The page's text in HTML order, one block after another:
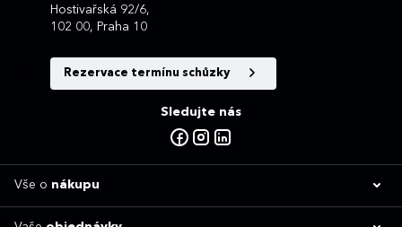
Hostivařská 92/6,
102 00, Praha 10
Rezervace termínu schůzky
Sledujte nás
Vše o nákupu